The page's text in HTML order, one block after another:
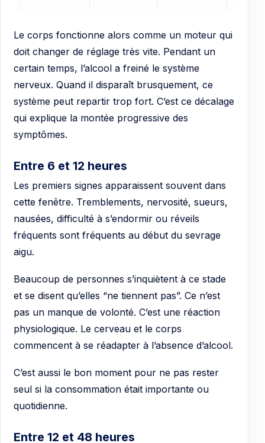
Le corps fonctionne alors comme un moteur qui
doit changer de réglage très vite. Pendant un
certain temps, l’alcool a freiné le système
nerveux. Quand il disparaît brusquement, ce
système peut repartir trop fort. C’est ce décalage
qui explique la montée progressive des
symptômes.
Entre 6 et 12 heures
Les premiers signes apparaissent souvent dans
cette fenêtre. Tremblements, nervosité, sueurs,
nausées, difficulté à s’endormir ou réveils
fréquents sont fréquents au début du sevrage
aigu.
Beaucoup de personnes s’inquiètent à ce stade
et se disent qu’elles “ne tiennent pas”. Ce n’est
pas un manque de volonté. C’est une réaction
physiologique. Le cerveau et le corps
commencent à se réadapter à l’absence d’alcool.
C’est aussi le bon moment pour ne pas rester
seul si la consommation était importante ou
quotidienne.
Entre 12 et 48 heures